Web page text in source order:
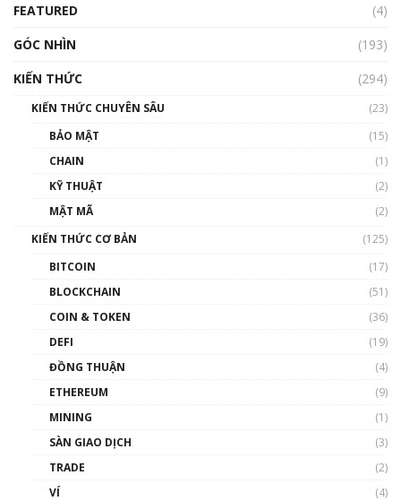
00:43:47
như thể nào?
00:39:31
Phổ cập Blockchain
thống & Crypto qua các cuộc chiến | Phổ cập
FEATURED
(4)
GÓC NHÌN
(193)
KIẾN THỨC
(294)
KIẾN THỨC CHUYÊN SÂU
(23)
BẢO MẬT
(15)
CHAIN
(1)
KỸ THUẬT
(2)
MẬT MÃ
(2)
KIẾN THỨC CƠ BẢN
(125)
BITCOIN
(17)
BLOCKCHAIN
(51)
COIN & TOKEN
(36)
DEFI
(19)
ĐỒNG THUẬN
(4)
ETHEREUM
(9)
MINING
(1)
SÀN GIAO DỊCH
(3)
TRADE
(2)
VÍ
(4)